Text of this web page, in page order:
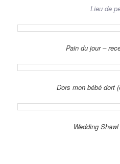
Lieu de
Pain du jour –
Dors mon bébé dort
Wedding Shawl